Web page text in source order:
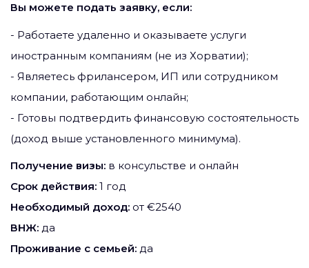
Вы можете подать заявку, если:
- Работаете удаленно и оказываете услуги
иностранным компаниям (не из Хорватии);
- Являетесь фрилансером, ИП или сотрудником
компании, работающим онлайн;
- Готовы подтвердить финансовую состоятельность
(доход выше установленного минимума).
Получение визы: в консульстве и онлайн
Срок действия: 1 год
Необходимый доход: от €2540
ВНЖ: да
Проживание с семьей: да